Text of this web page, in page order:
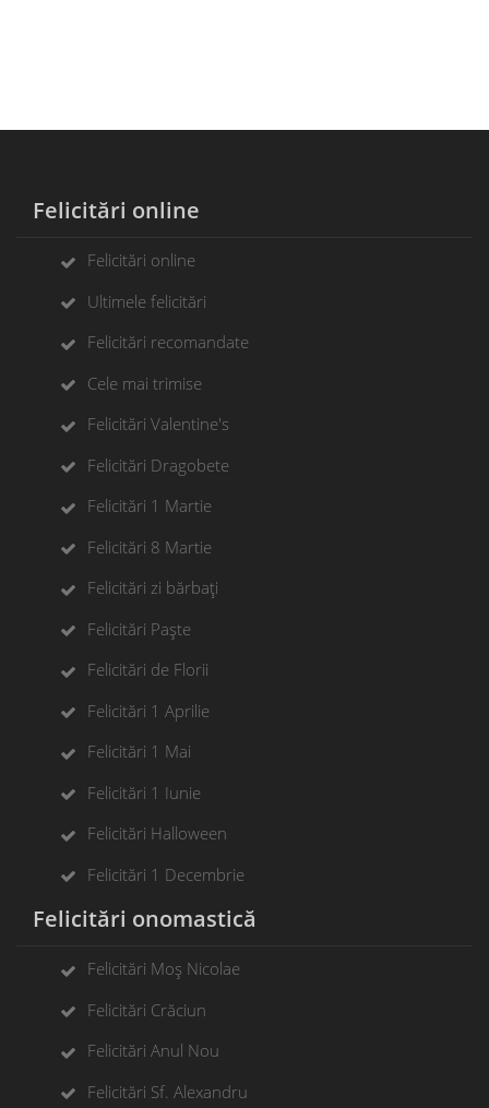
Felicitări online
Felicitări online
Ultimele felicitări
Felicitări recomandate
Cele mai trimise
Felicitări Valentine's
Felicitări Dragobete
Felicitări 1 Martie
Felicitări 8 Martie
Felicitări zi bărbați
Felicitări Paște
Felicitări de Florii
Felicitări 1 Aprilie
Felicitări 1 Mai
Felicitări 1 Iunie
Felicitări Halloween
Felicitări 1 Decembrie
Felicitări onomastică
Felicitări Moș Nicolae
Felicitări Crăciun
Felicitări Anul Nou
Felicitări Sf. Alexandru